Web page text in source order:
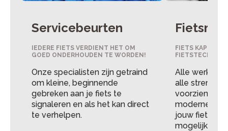
Servicebeurten
IEDERE FIETS VERDIENT HET OM
GOED ONDERHOUDEN TE WORDEN!
Onze specialisten zijn getraind
om kleine, beginnende
gebreken aan je fiets te
signaleren en als het kan direct
te verhelpen.
FIETS KAPOT?
FIETSTECHNICI
Alle
alle strenge
voorzien van
moderne
jouw fiets zo
mogelijk